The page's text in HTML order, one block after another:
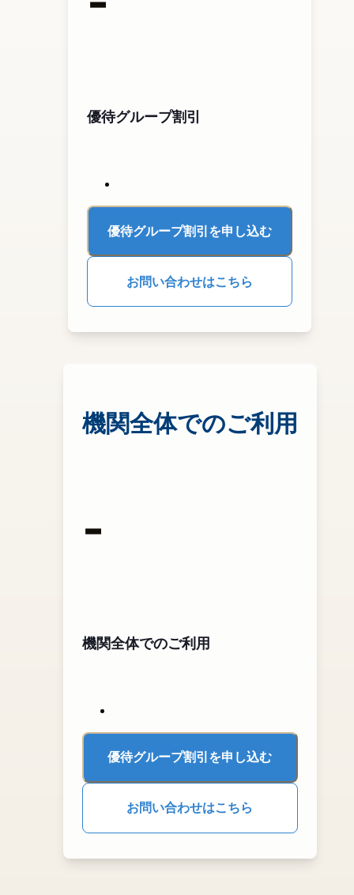
優待グループ割引
優待グループ割引を申し込む
お問い合わせはこちら
機関全体でのご利用
-
機関全体でのご利用
優待グループ割引を申し込む
お問い合わせはこちら